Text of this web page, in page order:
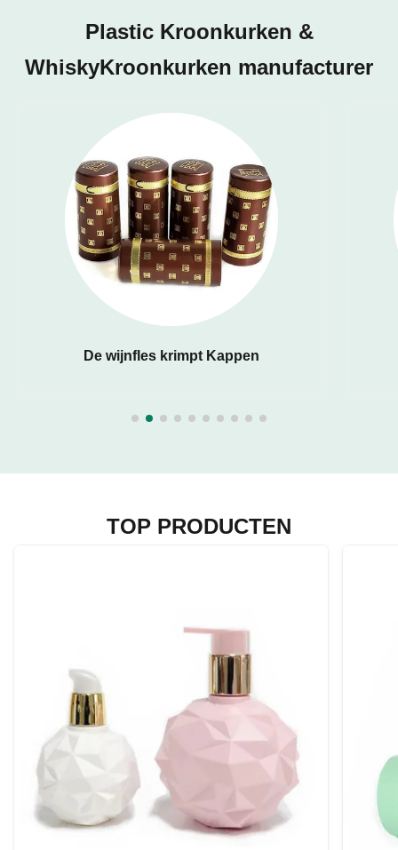
Plastic Kroonkurken &
WhiskyKroonkurken manufacturer
De wijnfles krimpt Kappen
TOP PRODUCTEN